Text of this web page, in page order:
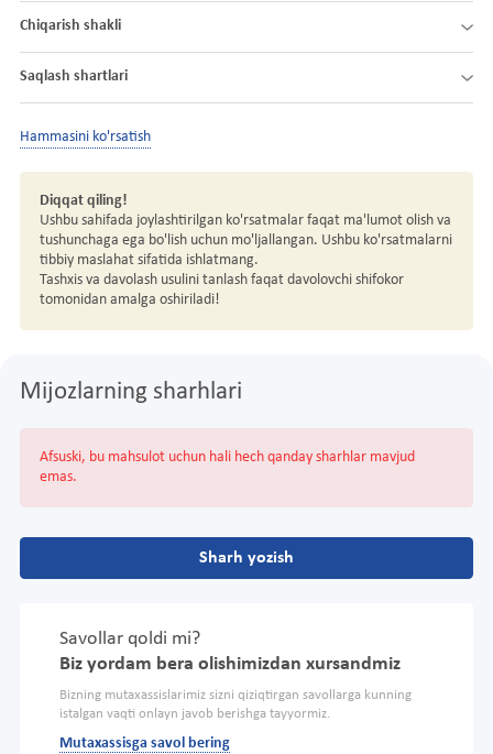
Chiqarish shakli
Saqlash shartlari
Hammasini ko'rsatish
Diqqat qiling!
Ushbu sahifada joylashtirilgan ko'rsatmalar faqat ma'lumot olish va
tushunchaga ega bo'lish uchun mo'ljallangan. Ushbu ko'rsatmalarni
tibbiy maslahat sifatida ishlatmang.
Tashxis va davolash usulini tanlash faqat davolovchi shifokor
tomonidan amalga oshiriladi!
Mijozlarning sharhlari
Afsuski, bu mahsulot uchun hali hech qanday sharhlar mavjud
emas.
Sharh yozish
Savollar qoldi mi?
Biz yordam bera olishimizdan xursandmiz
Bizning mutaxassislarimiz sizni qiziqtirgan savollarga kunning
istalgan vaqti onlayn javob berishga tayyormiz.
Mutaxassisga savol bering